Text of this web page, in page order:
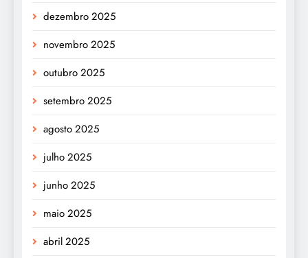
dezembro 2025
novembro 2025
outubro 2025
setembro 2025
agosto 2025
julho 2025
junho 2025
maio 2025
abril 2025